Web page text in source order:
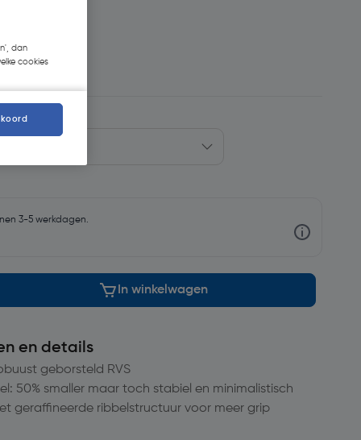
3-5 werkdagen.
In winkelwagen
en details
geborsteld RVS
50% smaller maar toch stabiel en minimalistisch
geraffineerde ribbelstructuur voor meer grip
dan
cookies